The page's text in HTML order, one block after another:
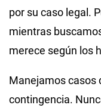
por su caso legal.
mientras
merece según los
Manejamos casos
contingencia.